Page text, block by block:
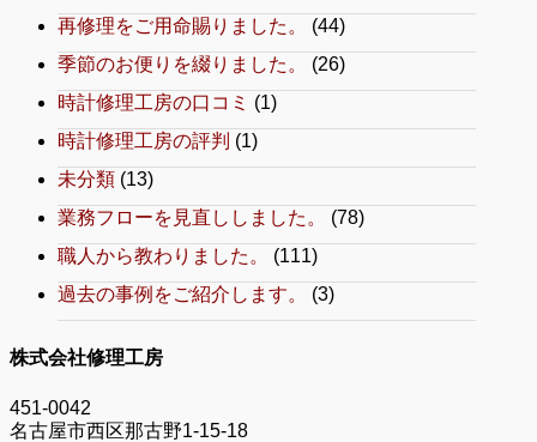
再修理をご用命賜りました。
(44)
季節のお便りを綴りました。
(26)
時計修理工房の口コミ (1)
時計修理工房の評判 (1)
未分類 (13)
業務フローを見直ししました。
(78)
職人から教わりました。
(111)
過去の事例をご紹介します。
(3)
株式会社修理工房
451-0042
名古屋市西区那古野1-15-18